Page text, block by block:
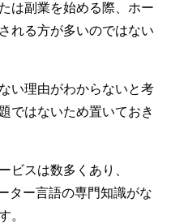
は副業を始める際、ホー
れる方が多いのではない
い理由がわからないと考
ではないため置いておき
ビスは数多くあり、
ター言語の専門知識がな
。